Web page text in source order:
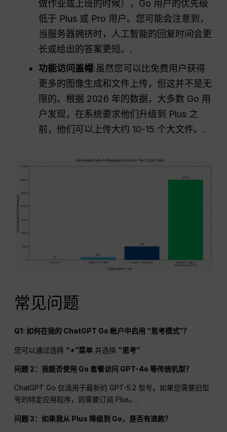
做作业或上班的时候），Go 用户的优先级
低于 Plus 或 Pro 用户。您可能会注意到，
当服务器拥挤时，人工智能的回复时间会更
长或给出的答案更短。.
功能访问盖帽:虽然您可以比免费用户获得
更多的图像生成和文件上传，但这并不是无
限的。根据 2026 年的数据，大多数 Go 用
户发现，在系统要求他们升级到 Plus 之
前，他们可以上传大约 10-15 个大文件。.
常见问题
Q1: 如何在我的 ChatGPT Go 账户中启用 “思考模式”？
您可以通过选择 “+”菜单 并选择 “思考”.
问题 2：我能否使用 Go 套餐访问 GPT-4o 等传统机型？
ChatGPT Go 仅适用于最新的 GPT-5.2 型号。如果您需要旧型
号的特定应用程序，则需要订阅 Plus。.
问题 3：如果我从 Plus 降级到 Go，是否有退款？